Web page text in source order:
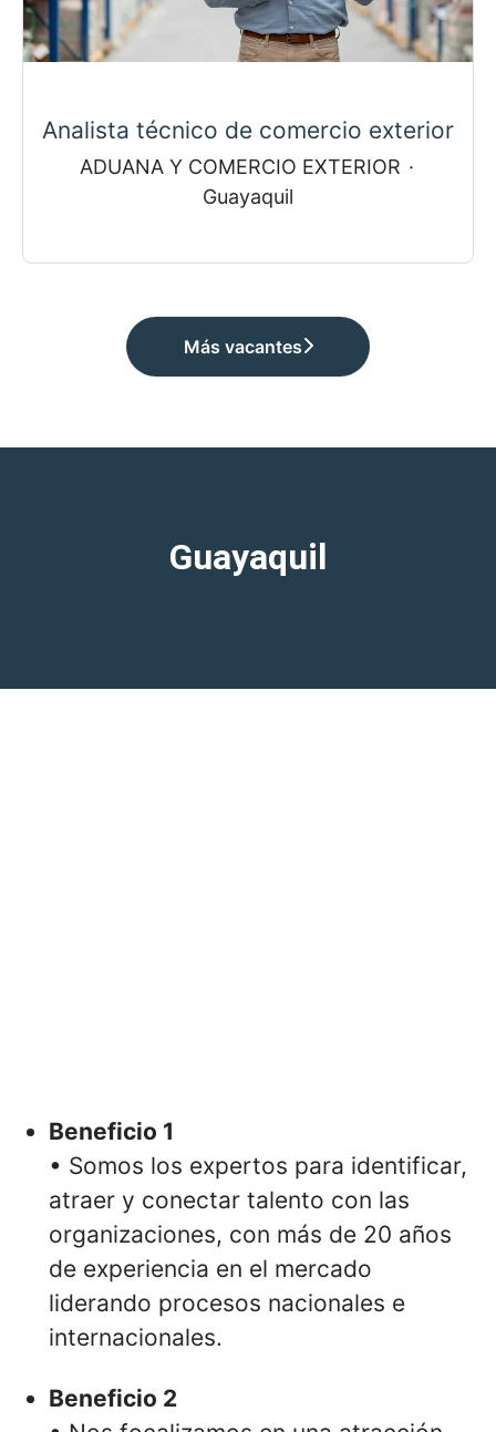
Analista técnico de comercio exterior
ADUANA Y COMERCIO EXTERIOR ·
Guayaquil
Más vacantes
Guayaquil
Beneficio 1
• Somos los expertos para identificar,
atraer y conectar talento con las
organizaciones, con más de 20 años
de experiencia en el mercado
liderando procesos nacionales e
internacionales.
Beneficio 2